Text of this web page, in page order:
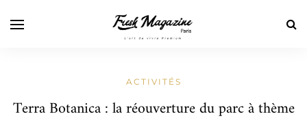
ACTIVITÉS
Terra Botanica : la réouverture du parc à thème